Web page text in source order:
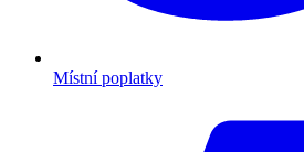
Místní poplatky